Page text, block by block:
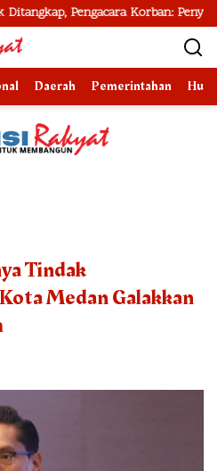
Korban: Penyidik Lamban
Daerah Pemerintahan
Tindak
Medan Galakkan